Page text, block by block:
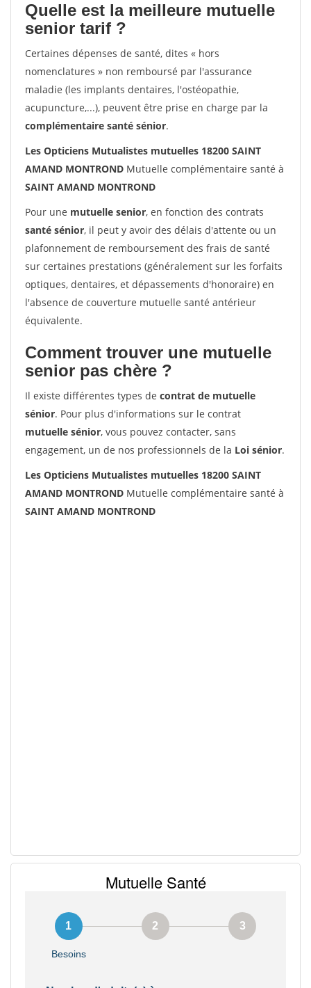
Quelle est la meilleure mutuelle
senior tarif ?
Certaines dépenses de santé, dites « hors
nomenclatures » non remboursé par l'assurance
maladie (les implants dentaires, l'ostéopathie,
acupuncture,...), peuvent être prise en charge par la
complémentaire santé sénior.
Les Opticiens Mutualistes mutuelles 18200 SAINT
AMAND MONTROND Mutuelle complémentaire santé à
SAINT AMAND MONTROND
Pour une mutuelle senior, en fonction des contrats
santé sénior, il peut y avoir des délais d'attente ou un
plafonnement de remboursement des frais de santé
sur certaines prestations (généralement sur les forfaits
optiques, dentaires, et dépassements d'honoraire) en
l'absence de couverture mutuelle santé antérieur
équivalente.
Comment trouver une mutuelle
senior pas chère ?
Il existe différentes types de contrat de mutuelle
sénior. Pour plus d'informations sur le contrat
mutuelle sénior, vous pouvez contacter, sans
engagement, un de nos professionnels de la Loi sénior.
Les Opticiens Mutualistes mutuelles 18200 SAINT
AMAND MONTROND Mutuelle complémentaire santé à
SAINT AMAND MONTROND